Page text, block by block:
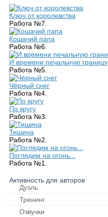
Ключ от королевства
Работа №7.
Кошачий папа
Работа №6.
И времени печальную границу
Работа №5.
Чёрный снег
Работа №4.
По кругу
Работа №3.
Тишина
Работа №2.
Поглядим на огонь...
Работа №1.
Активность для авторов
Дуэль
Тренинг
Озвучки